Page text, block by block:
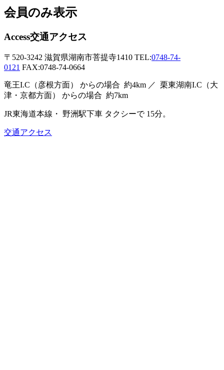
会員のみ表示
Access交通アクセス
〒520-3242 滋賀県湖南市菩提寺1410 TEL:0748-74-
0121 FAX:0748-74-0664
竜王I.C（彦根方面） からの場合 約4km ／ 栗東湖南I.C（大
津・京都方面）
からの場合 約7km
JR東海道本線・ 野洲駅下車 タクシーで 15分。
交通アクセス